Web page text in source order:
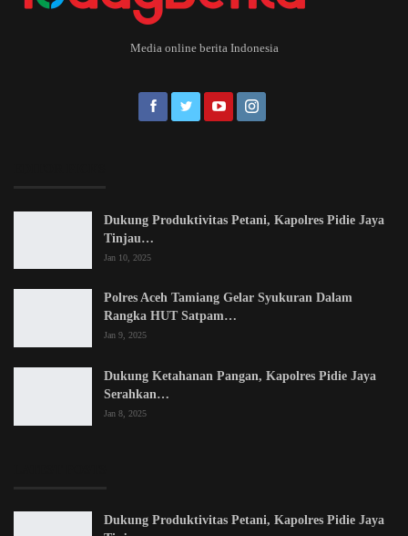
Media online berita Indonesia
Dukung Produktivitas Petani, Kapolres Pidie Jaya
Tinjau…
Jan 10, 2025
Polres Aceh Tamiang Gelar Syukuran Dalam
Rangka HUT Satpam…
Jan 9, 2025
Dukung Ketahanan Pangan, Kapolres Pidie Jaya
Serahkan…
Jan 8, 2025
Dukung Produktivitas Petani, Kapolres Pidie Jaya